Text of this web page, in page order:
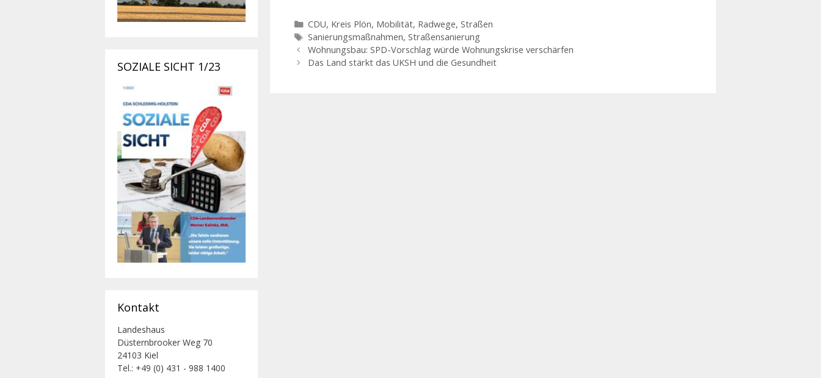
Kategorien
CDU, Kreis Plön, Mobilität, Radwege, Straßen
Schlagwörter
Sanierungsmaßnahmen, Straßensanierung
Wohnungsbau: SPD-Vorschlag würde Wohnungskrise verschärfen
Das Land stärkt das UKSH und die Gesundheit
SOZIALE SICHT 1/23
Kontakt
Landeshaus
Düsternbrooker Weg 70
24103 Kiel
Tel.: +49 (0) 431 - 988 1400